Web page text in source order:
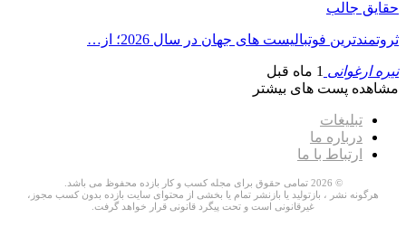
حقایق جالب
ثروتمندترین فوتبالیست های جهان در سال 2026؛ از…
نیره ارغوانی 1 ماه قبل
مشاهده پست های بیشتر
تبلیغات
درباره ما
ارتباط با ما
© 2026 تمامی حقوق برای مجله کسب و کار بازده محفوظ می باشد.
هرگونه نشر ، بازتولید یا بازنشر تمام یا بخشی از محتوای سایت بازده بدون کسب مجوز،
غیرقانونی است و تحت پیگرد قانونی قرار خواهد گرفت.